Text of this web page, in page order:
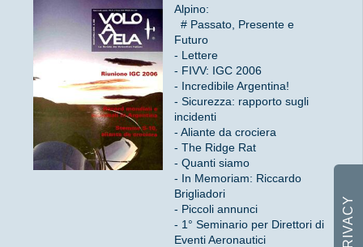
Alpino:
# Passato, Presente e
Futuro
- Lettere
- FIVV: IGC 2006
- Incredibile Argentina!
- Sicurezza: rapporto sugli
incidenti
- Aliante da crociera
- The Ridge Rat
- Quanti siamo
- In Memoriam: Riccardo
Brigliadori
- Piccoli annunci
- 1° Seminario per Direttori di
Eventi Aeronautici